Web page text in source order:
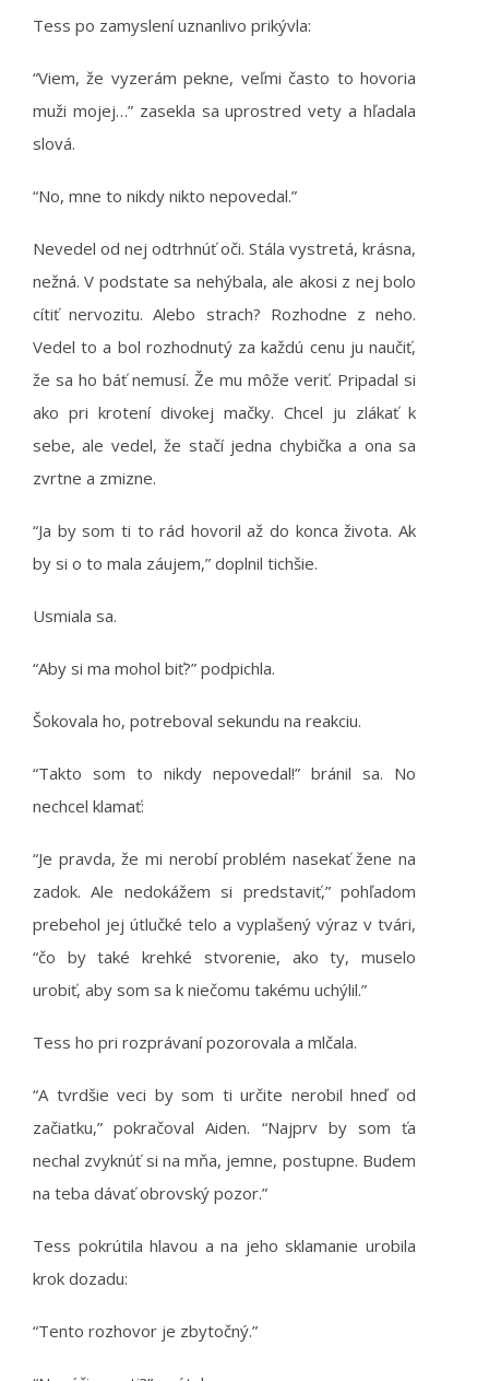
Tess po zamyslení uznanlivo prikývla:
“Viem, že vyzerám pekne, veľmi často to hovoria
muži mojej…” zasekla sa uprostred vety a hľadala
slová.
“No, mne to nikdy nikto nepovedal.”
Nevedel od nej odtrhnúť oči. Stála vystretá, krásna,
nežná. V podstate sa nehýbala, ale akosi z nej bolo
cítiť nervozitu. Alebo strach? Rozhodne z neho.
Vedel to a bol rozhodnutý za každú cenu ju naučiť,
že sa ho báť nemusí. Že mu môže veriť. Pripadal si
ako pri krotení divokej mačky. Chcel ju zlákať k
sebe, ale vedel, že stačí jedna chybička a ona sa
zvrtne a zmizne.
“Ja by som ti to rád hovoril až do konca života. Ak
by si o to mala záujem,” doplnil tichšie.
Usmiala sa.
“Aby si ma mohol biť?” podpichla.
Šokovala ho, potreboval sekundu na reakciu.
“Takto som to nikdy nepovedal!” bránil sa. No
nechcel klamať:
“Je pravda, že mi nerobí problém nasekať žene na
zadok. Ale nedokážem si predstaviť,” pohľadom
prebehol jej útlučké telo a vyplašený výraz v tvári,
“čo by také krehké stvorenie, ako ty, muselo
urobiť, aby som sa k niečomu takému uchýlil.”
Tess ho pri rozprávaní pozorovala a mlčala.
“A tvrdšie veci by som ti určite nerobil hneď od
začiatku,” pokračoval Aiden. “Najprv by som ťa
nechal zvyknúť si na mňa, jemne, postupne. Budem
na teba dávať obrovský pozor.”
Tess pokrútila hlavou a na jeho sklamanie urobila
krok dozadu:
“Tento rozhovor je zbytočný.”